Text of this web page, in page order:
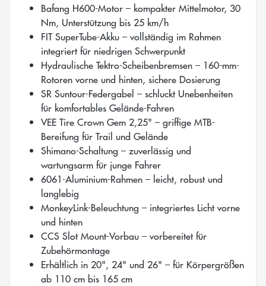
Bafang H600-Motor – kompakter Mittelmotor, 30
Nm, Unterstützung bis 25 km/h
FIT SuperTube-Akku – vollständig im Rahmen
integriert für niedrigen Schwerpunkt
Hydraulische Tektro-Scheibenbremsen – 160-mm-
Rotoren vorne und hinten, sichere Dosierung
SR Suntour-Federgabel – schluckt Unebenheiten
für komfortables Gelände-Fahren
VEE Tire Crown Gem 2,25" – griffige MTB-
Bereifung für Trail und Gelände
Shimano-Schaltung – zuverlässig und
wartungsarm für junge Fahrer
6061-Aluminium-Rahmen – leicht, robust und
langlebig
MonkeyLink-Beleuchtung – integriertes Licht vorne
und hinten
CCS Slot Mount-Vorbau – vorbereitet für
Zubehörmontage
Erhältlich in 20", 24" und 26" – für Körpergrößen
ab 110 cm bis 165 cm